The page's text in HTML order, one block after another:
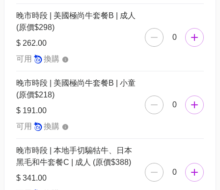
晚市時段 | 美國極尚牛套餐B | 成人
(原價$298)
$ 262.00
可用
換購
0
晚市時段 | 美國極尚牛套餐B | 小童
(原價$218)
$ 191.00
可用
換購
0
晚市時段 | 本地手切騸牯牛、日本
黑毛和牛套餐C | 成人 (原價$388)
$ 341.00
0